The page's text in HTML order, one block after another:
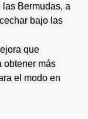
Bermudas, a
bajo las
que
obtener más
el modo en